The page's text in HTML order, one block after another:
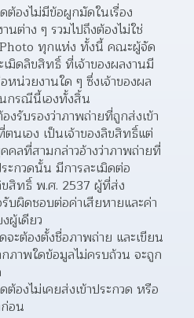
ต้องไม่มีข้อผูกมัดในเรื่อง
ต่าง ๆ รวมไปถึงต้องไม่ใช่
ทุกแห่ง ทั้งนี้ คณะผู้จัด
เมิดลิขสิทธิ์ ที่เจ้าของผลงานมี
วยงานใด ๆ ซึ่งเจ้าของผล
กรณีนี้เองทั้งสิ้น
งรับรองว่าภาพถ่ายที่ถูกส่งเข้า
นเอง เป็นเจ้าของลิขสิทธิ์แต่
ลที่สามกล่าวอ้างว่าภาพถ่ายที่
ะกวดนั้น มีการละเมิดต่อ
สิทธิ์ พ.ศ. 2537 ผู้ที่ส่ง
บผิดชอบต่อค่าเสียหายและค่า
ผู้เดียว
จะต้องตั้งชื่อภาพถ่าย และเขียน
ภาพใดข้อมูลไม่ครบถ้วน จะถูก
ต้องไม่เคยส่งเข้าประกวด หรือ
อน